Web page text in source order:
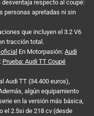
respecto al coupé:
personas apretadas ni sin
que incluyen el 3.2 V6
tracción total.
En Motorpasión: Audi
Prueba: Audi TT Coupé
Audi TT (34.400 euros),
algún equipamiento
en la versión más básica,
el 2.5si de 218 cv (desde